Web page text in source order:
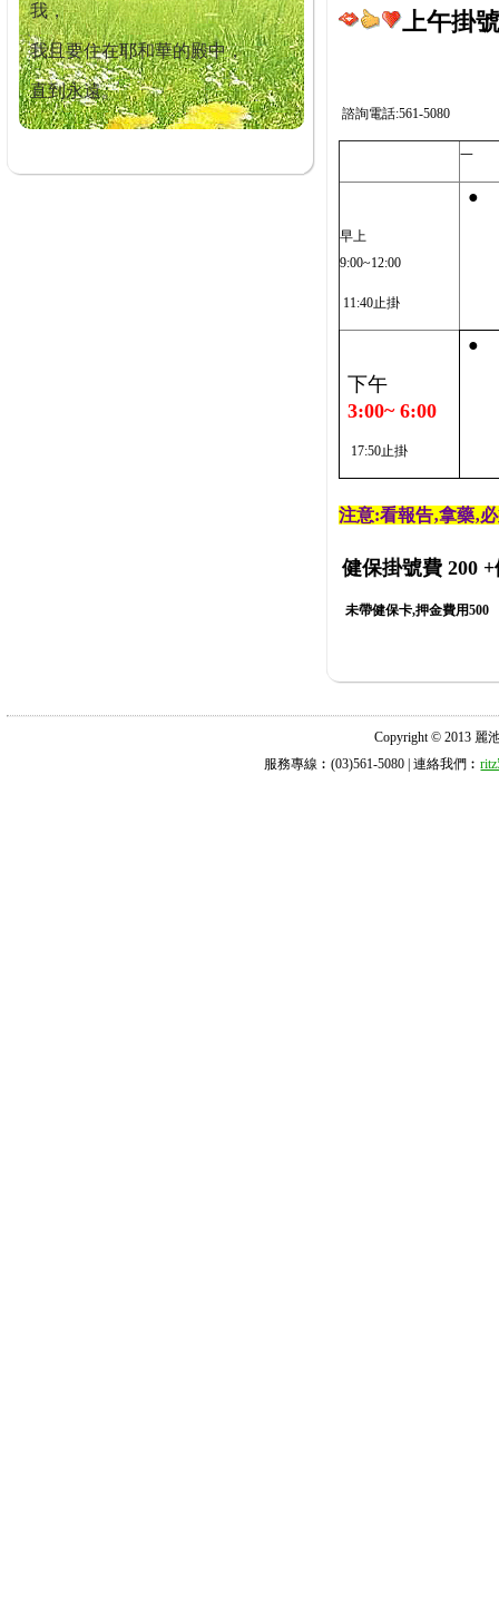
我，
我且要住在耶和華的殿中，
直到永遠。
上午掛
諮詢電話:561-5080
一
早上
9:00~12:00
11:40止掛
●
下午
3:00~ 6:00
17:50止掛
●
注意:看報告‚拿藥‚
健保掛號費 200 +
未帶健保卡,押金費用500
Copyright © 2013 麗
服務專線︰(03)561-5080 | 連絡我們︰